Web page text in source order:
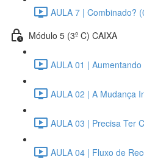
AULA 7 | Combinado?
Módulo 5 (3º C) CAIXA
AULA 01 |
AULA 02 | A Mudança
AULA 03 | Precisa Ter
AULA 04 | Fluxo de